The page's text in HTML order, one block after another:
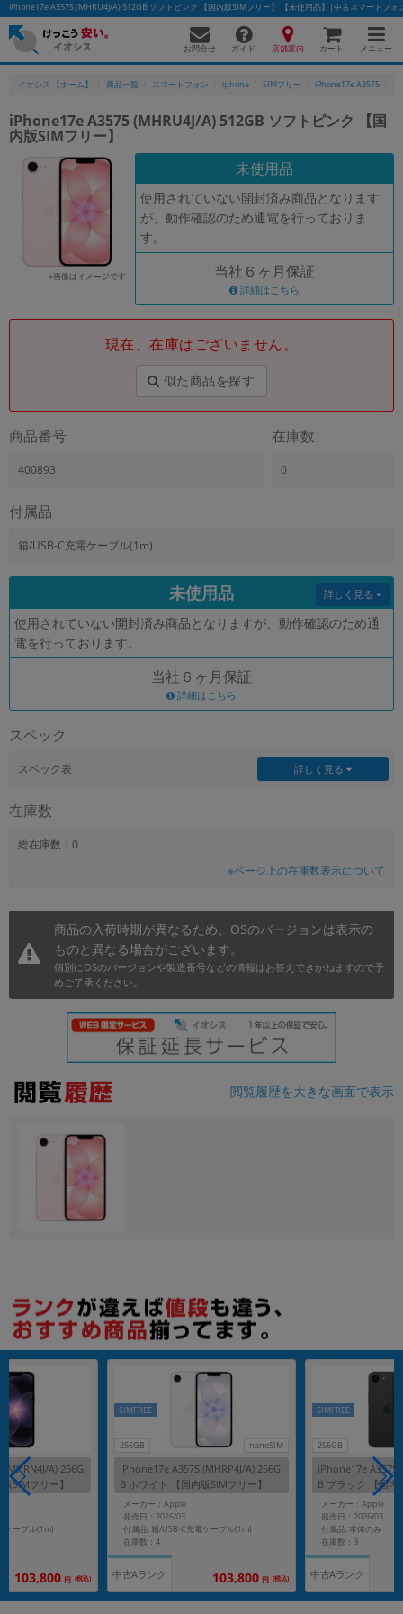
iPhone17e A3575 (MHRU4J/A) 512GB ソフトピンク 【国内版SIMフリー】 【未使用品】|中古スマートフォ
お問合せ ガイド 店舗案内 カート メニュー
イオシス 【ホーム】 商品一覧 スマートフォン iphone SIMフリー iPhone17e A3575
iPhone17e A3575 (MHRU4J/A) 512GB ソフトピンク 【国
内版SIMフリー】
※画像はイメージです
未使用品
使用されていない開封済み商品となります
が、動作確認のため通電を行っておりま
す。
当社６ヶ月保証
詳細はこちら
現在、在庫はございません。
似た商品を探す
商品番号
400893
在庫数
0
付属品
箱/USB-C充電ケーブル(1m)
未使用品
使用されていない開封済み商品となりますが、動作確認のため通
電を行っております。
詳しく見る
当社６ヶ月保証
詳細はこちら
スペック
スペック表 詳しく見る
在庫数
総在庫数：0
※ページ上の在庫数表示について
商品の入荷時期が異なるため、OSのバージョンは表示の
ものと異なる場合がございます。
個別にOSのバージョンや製造番号などの情報はお答えできかねますので予
めご了承ください。
閲覧履歴を大きな画面で表示
A) 256G
SIMフリー】
ケーブル(1m)
103,800 円 (税込)
256GB nanoSIM
SIMFREE
iPhone17e A3575 (MHRP4J/A) 256G
B ホワイト 【国内版SIMフリー】
メーカー：Apple
発売日：2026/03
付属品: 箱/USB-C充電ケーブル(1m)
在庫数：4
中古Aランク 103,800 円 (税込)
256GB
SIMFREE
iPhone17e A3575
B ブラック 【国内
メーカー：Apple
発売日：2026/03
付属品: 本体のみ
在庫数：3
中古Aランク
かんたんパソコン検索に切り替える
フリーワード
除外ワード
人気の検索ワード： Let's note
「スマートフォン」「タブレット」など
メーカー
「Apple」「SONY」「SHARP」など
機能・特徴
ランク
商品状態の絞り込み
「新品」「未使用」「中古」など
CPUの絞り込み
OS
OSの絞り込み
モニタサイズ
円 ～ 円